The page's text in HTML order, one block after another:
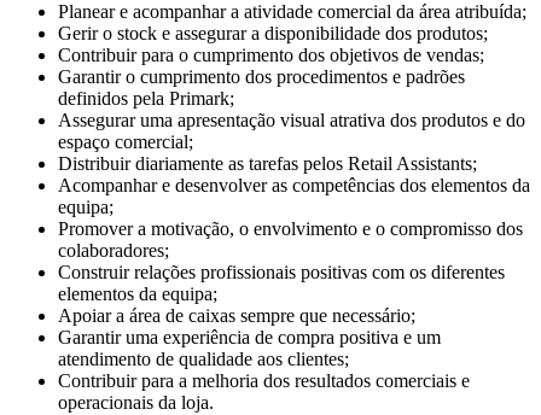
Planear e acompanhar a atividade comercial da área atribuída;
Gerir o stock e assegurar a disponibilidade dos produtos;
Contribuir para o cumprimento dos objetivos de vendas;
Garantir o cumprimento dos procedimentos e padrões
definidos pela Primark;
Assegurar uma apresentação visual atrativa dos produtos e do
espaço comercial;
Distribuir diariamente as tarefas pelos Retail Assistants;
Acompanhar e desenvolver as competências dos elementos da
equipa;
Promover a motivação, o envolvimento e o compromisso dos
colaboradores;
Construir relações profissionais positivas com os diferentes
elementos da equipa;
Apoiar a área de caixas sempre que necessário;
Garantir uma experiência de compra positiva e um
atendimento de qualidade aos clientes;
Contribuir para a melhoria dos resultados comerciais e
operacionais da loja.